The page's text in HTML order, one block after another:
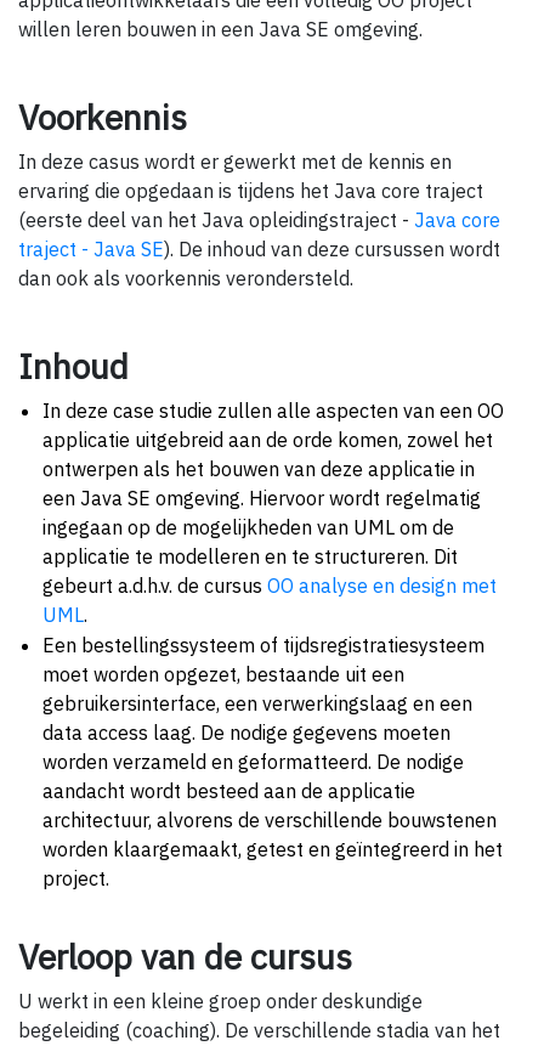
willen leren bouwen in een Java SE omgeving.
Voorkennis
In deze casus wordt er gewerkt met de kennis en
ervaring die opgedaan is tijdens het Java core traject
(eerste deel van het Java opleidingstraject - Java core
traject - Java SE). De inhoud van deze cursussen wordt
dan ook als voorkennis verondersteld.
Inhoud
In deze case studie zullen alle aspecten van een OO
applicatie uitgebreid aan de orde komen, zowel het
ontwerpen als het bouwen van deze applicatie in
een Java SE omgeving. Hiervoor wordt regelmatig
ingegaan op de mogelijkheden van UML om de
applicatie te modelleren en te structureren. Dit
gebeurt a.d.h.v. de cursus OO analyse en design met
UML.
Een bestellingssysteem of tijdsregistratiesysteem
moet worden opgezet, bestaande uit een
gebruikersinterface, een verwerkingslaag en een
data access laag. De nodige gegevens moeten
worden verzameld en geformatteerd. De nodige
aandacht wordt besteed aan de applicatie
architectuur, alvorens de verschillende bouwstenen
worden klaargemaakt, getest en geïntegreerd in het
project.
Verloop van de cursus
U werkt in een kleine groep onder deskundige
begeleiding (coaching). De verschillende stadia van het